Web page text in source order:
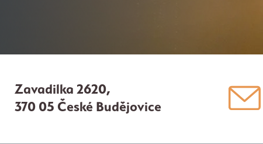
Zavadilka 2620,
370 05 České Budějovice